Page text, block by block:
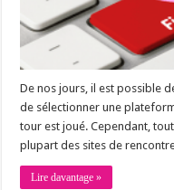
De nos jours, il est possible
de sélectionner une
tour est joué. Cependant,
plupart des sites de
Lire davantage »